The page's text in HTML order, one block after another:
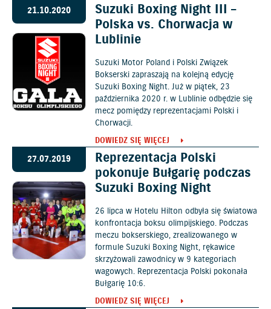
21.10.2020
Suzuki Boxing Night III –
Polska vs. Chorwacja w
Lublinie
Suzuki Motor Poland i Polski Związek
Bokserski zapraszają na kolejną edycję
Suzuki Boxing Night. Już w piątek, 23
października 2020 r. w Lublinie odbędzie się
mecz pomiędzy reprezentacjami Polski i
Chorwacji.
DOWIEDZ SIĘ WIĘCEJ
27.07.2019
Reprezentacja Polski
pokonuje Bułgarię podczas
Suzuki Boxing Night
26 lipca w Hotelu Hilton odbyła się światowa
konfrontacja boksu olimpijskiego. Podczas
meczu bokserskiego, zrealizowanego w
formule Suzuki Boxing Night, rękawice
skrzyżowali zawodnicy w 9 kategoriach
wagowych. Reprezentacja Polski pokonała
Bułgarię 10:6.
DOWIEDZ SIĘ WIĘCEJ